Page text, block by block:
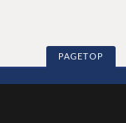
PAGETOP